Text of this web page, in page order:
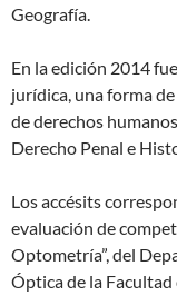
Geografía.
En la edición 2014
jurídica, una forma
de derechos
Derecho Penal e
Los accésits
evaluación de
Optometría”, del
Óptica de la Facultad